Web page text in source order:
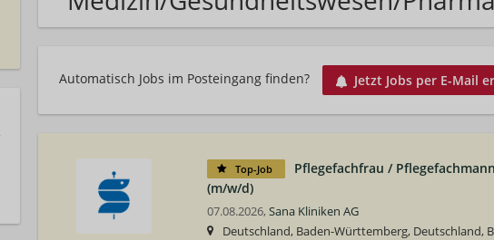
Automatisch Jobs im Posteingang finden? Jetzt Jobs per E-Mail
Top-Job
Pflegefachfrau /
(m/w/d)
07.08.2026, Sana Kliniken AG
Deutschland, Baden-Württemberg, Deutschland,